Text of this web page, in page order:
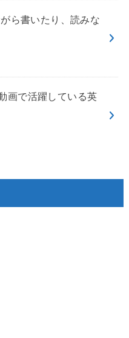
ら書いたり、読みな
画で活躍している英